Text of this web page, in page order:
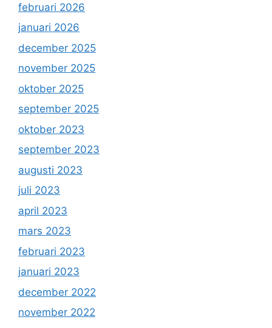
februari 2026
januari 2026
december 2025
november 2025
oktober 2025
september 2025
oktober 2023
september 2023
augusti 2023
juli 2023
april 2023
mars 2023
februari 2023
januari 2023
december 2022
november 2022